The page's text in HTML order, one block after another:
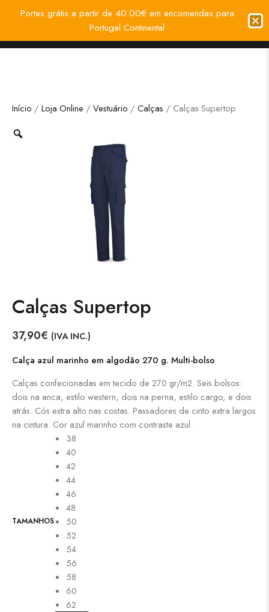
Início / Loja Online / Vestuário / Calças / Calças Supertop
Calças Supertop
37,90€ (IVA INC.)
Calça azul marinho em algodão 270 g. Multi-bolso
Calças confecionadas em tecido de 270 gr/m2. Seis bolsos:
dois na anca, estilo western, dois na perna, estilo cargo, e dois
atrás. Cós extra alto nas costas. Passadores de cinto extra largos
na cintura. Cor azul marinho com contraste azul.
TAMANHOS
38
40
42
44
46
48
50
52
54
56
58
60
62
Portes grátis a partir de 40.00€ em encomendas para
Portugal Continental